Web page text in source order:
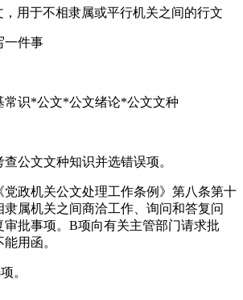
于不相隶属或平行机关之间的行文
件事
识*公文*公文绪论*公文文种
文文种知识并选错误项。
政机关公文处理工作条例》第八条第十
隶属机关之间商洽工作、询问和答复问
审批事项。B项向有关主管部门请求批
用函。
。